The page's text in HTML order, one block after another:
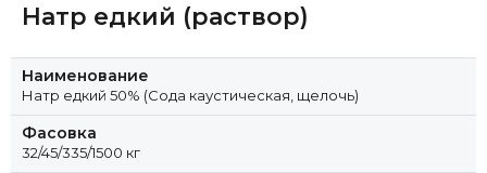
Натр едкий (раствор)
Наименование
Натр едкий 50% (Сода каустическая, щелочь)
Фасовка
32/45/335/1500 кг